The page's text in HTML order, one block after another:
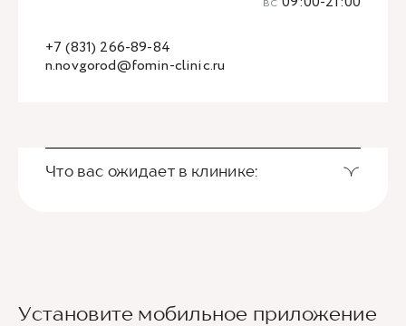
n.novgorod@fomin-clinic.ru
+7 (831) 266-89-84
Что вас ожидает в клинике:
Установите мобильное приложение